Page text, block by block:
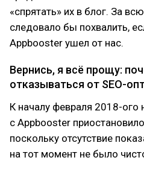
«спрятать» их в блог. За
следовало бы похвалить,
Appbooster ушел от нас.
Вернись, я всё прощу:
отказываться от SEO-
К началу февраля 2018-ого
с Appbooster
поскольку отсутствие
на тот момент не было